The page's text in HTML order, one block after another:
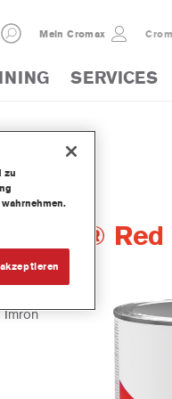
Mein Cromax
SERVICES
Imron
zu